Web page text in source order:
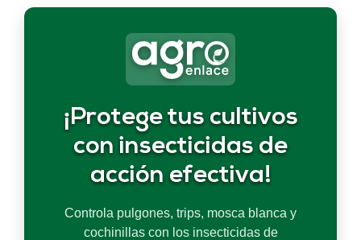
¡Protege tus cultivos
con insecticidas de
acción efectiva!
Controla pulgones, trips, mosca blanca y
cochinillas con los insecticidas de